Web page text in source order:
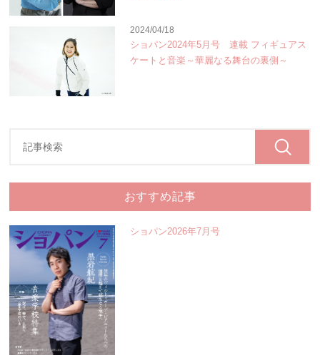
2024/04/18
ショパン2024年5月号 連載 フィギュアス
ケートと音楽～華麗なる舞台の裏側～
おすすめ記事
ショパン2026年7月号